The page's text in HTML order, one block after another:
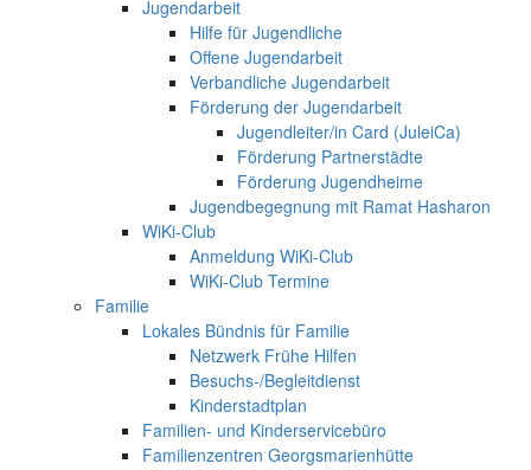
Jugendarbeit
Hilfe für Jugendliche
Offene Jugendarbeit
Verbandliche Jugendarbeit
Förderung der Jugendarbeit
Jugendleiter/in Card (JuleiCa)
Förderung Partnerstädte
Förderung Jugendheime
Jugendbegegnung mit Ramat Hasharon
WiKi-Club
Anmeldung WiKi-Club
WiKi-Club Termine
Familie
Lokales Bündnis für Familie
Netzwerk Frühe Hilfen
Besuchs-/Begleitdienst
Kinderstadtplan
Familien- und Kinderservicebüro
Familienzentren Georgsmarienhütte